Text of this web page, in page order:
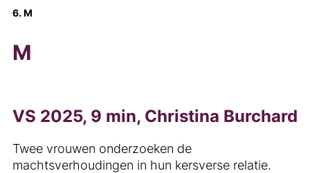
6. M
M
VS 2025, 9 min, Christina Burchard
Twee vrouwen onderzoeken de
machtsverhoudingen in hun kersverse relatie.